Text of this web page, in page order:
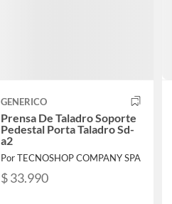
GENERICO
Prensa De Taladro Soporte
Pedestal Porta Taladro Sd-
a2
Por TECNOSHOP COMPANY SPA
$ 33.990